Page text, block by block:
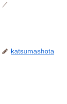
katsumashota